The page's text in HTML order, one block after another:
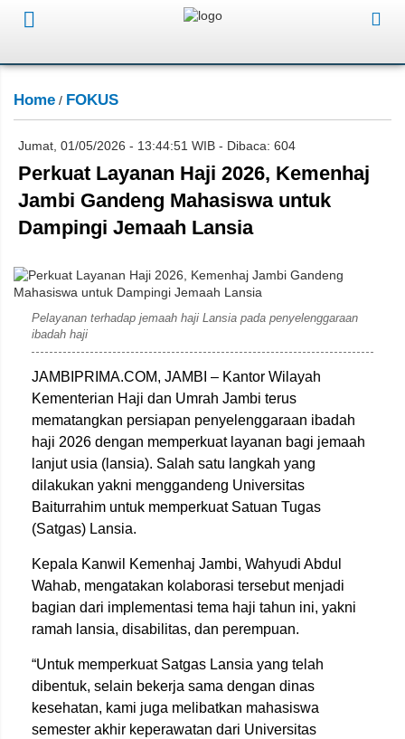
Home / FOKUS
Jumat, 01/05/2026 - 13:44:51 WIB - Dibaca: 604
Perkuat Layanan Haji 2026, Kemenhaj
Jambi Gandeng Mahasiswa untuk
Dampingi Jemaah Lansia
Pelayanan terhadap jemaah haji Lansia pada penyelenggaraan
ibadah haji
JAMBIPRIMA.COM, JAMBI – Kantor Wilayah
Kementerian Haji dan Umrah Jambi terus
mematangkan persiapan penyelenggaraan ibadah
haji 2026 dengan memperkuat layanan bagi jemaah
lanjut usia (lansia). Salah satu langkah yang
dilakukan yakni menggandeng Universitas
Baiturrahim untuk memperkuat Satuan Tugas
(Satgas) Lansia.
Kepala Kanwil Kemenhaj Jambi, Wahyudi Abdul
Wahab, mengatakan kolaborasi tersebut menjadi
bagian dari implementasi tema haji tahun ini, yakni
ramah lansia, disabilitas, dan perempuan.
“Untuk memperkuat Satgas Lansia yang telah
dibentuk, selain bekerja sama dengan dinas
kesehatan, kami juga melibatkan mahasiswa
semester akhir keperawatan dari Universitas